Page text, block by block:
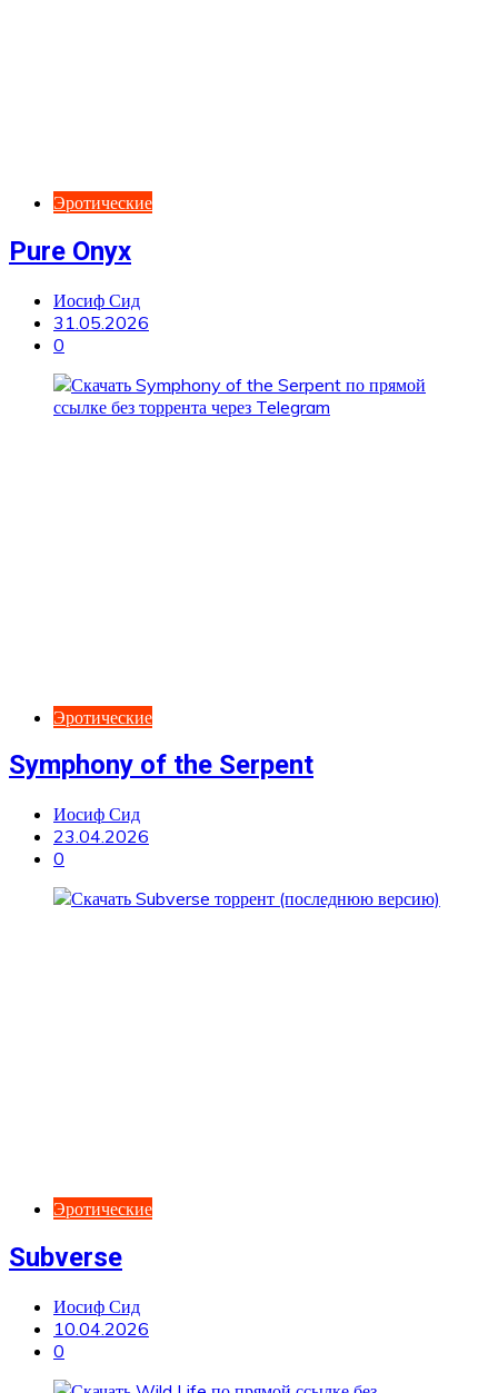
Эротические
Pure Onyx
Иосиф Сид
31.05.2026
0
Эротические
Symphony of the Serpent
Иосиф Сид
23.04.2026
0
Эротические
Subverse
Иосиф Сид
10.04.2026
0